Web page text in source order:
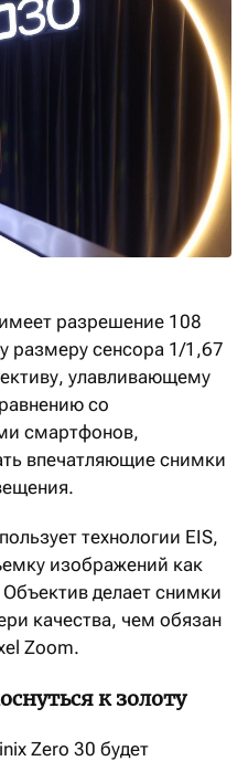
разрешение 108
размеру сенсора 1/1,67
улавливающему
со
смартфонов,
впечатляющие снимки
технологии EIS,
изображений как
делает снимки
качества, чем обязан
Zoom.
к золоту
Zero 30 будет